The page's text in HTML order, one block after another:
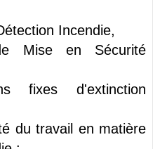
Incendie,
Mise en Sécurité
fixes d'extinction
du travail en matière